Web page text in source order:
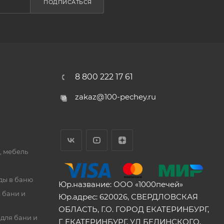
ПОДПИСАТЬСЯ
мебель
в баню
бани и
бани и
8 800 222 17 61
zakaz@100-pechey.ru
Юр.название: ООО «1000печей»
Юр.адрес: 620026, СВЕРДЛОВСКАЯ
ОБЛАСТЬ, Г.О. ГОРОД ЕКАТЕРИНБУРГ,
Г ЕКАТЕРИНБУРГ, УЛ БЕЛИНСКОГО,